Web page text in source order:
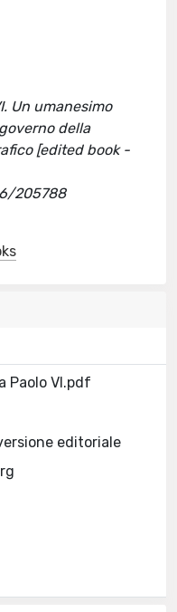
Un umanesimo
della
[edited book -
205788
Paolo VI.pdf
editoriale